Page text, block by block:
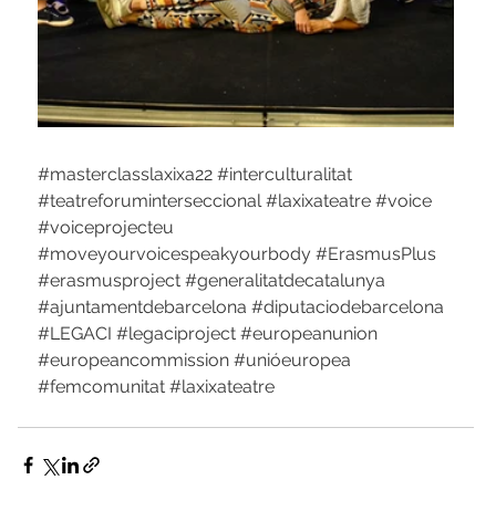
#masterclasslaxixa22 #interculturalitat
#teatreforuminterseccional #laxixateatre #voice
#voiceprojecteu
#moveyourvoicespeakyourbody #ErasmusPlus
#erasmusproject #generalitatdecatalunya
#ajuntamentdebarcelona #diputaciodebarcelona
#LEGACI #legaciproject #europeanunion
#europeancommission #unióeuropea
#femcomunitat #laxixateatre